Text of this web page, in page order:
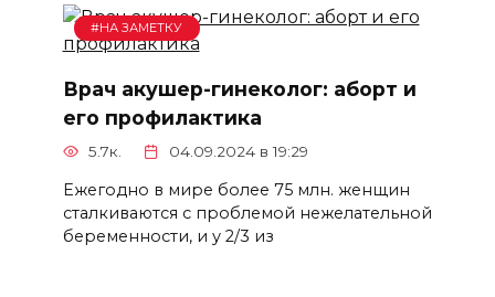
#НА ЗАМЕТКУ
Врач акушер-гинеколог: аборт и
его профилактика
5.7к. 04.09.2024 в 19:29
Ежегодно в мире более 75 млн. женщин
сталкиваются с проблемой нежелательной
беременности, и у 2/3 из